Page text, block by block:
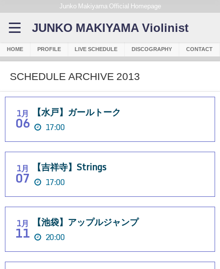
Junko Makiyama Official Homepage
JUNKO MAKIYAMA Violinist
HOME PROFILE LIVE SCHEDULE DISCOGRAPHY CONTACT
SCHEDULE ARCHIVE 2013
1月
06
【水戸】ガールトーク
17:00
1月
07
【吉祥寺】Strings
17:00
1月
11
【池袋】アップルジャンプ
20:00